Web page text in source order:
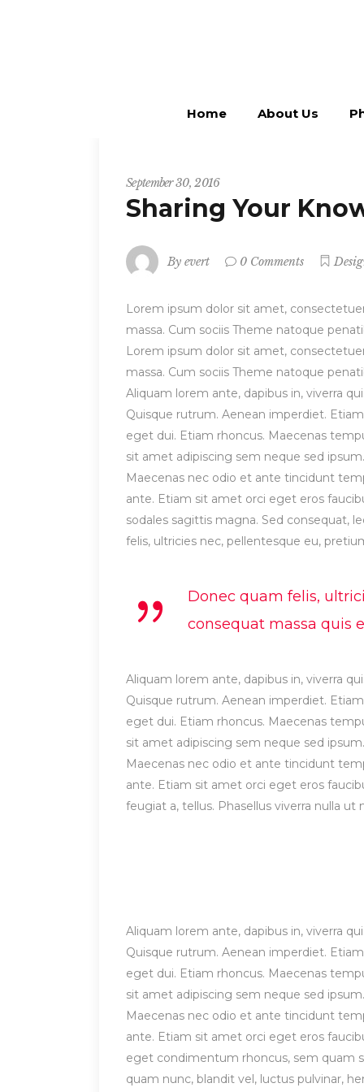
Home About Us
September 30, 2016
Sharing Your
By evert 0 Comments
Lorem ipsum dolor sit amet,
massa. Cum sociis Theme natoque
Lorem ipsum dolor sit amet,
massa. Cum sociis Theme natoque
Aliquam lorem ante, dapibus in, viverra
Quisque rutrum. Aenean imperdiet.
eget dui. Etiam rhoncus. Maecenas
sit amet adipiscing sem neque sed
Maecenas nec odio et ante tincidunt
ante. Etiam sit amet orci eget eros
sodales sagittis magna. Sed consequat,
felis, ultricies nec, pellentesque eu,
Donec quam felis,
consequat massa quis
Aliquam lorem ante, dapibus in, viverra
Quisque rutrum. Aenean imperdiet.
eget dui. Etiam rhoncus. Maecenas
sit amet adipiscing sem neque sed
Maecenas nec odio et ante tincidunt
ante. Etiam sit amet orci eget eros
feugiat a, tellus. Phasellus viverra nulla
Aliquam lorem ante, dapibus in, viverra
Quisque rutrum. Aenean imperdiet.
eget dui. Etiam rhoncus. Maecenas
sit amet adipiscing sem neque sed
Maecenas nec odio et ante tincidunt
ante. Etiam sit amet orci eget eros
eget condimentum rhoncus, sem quam
quam nunc, blandit vel, luctus pulvinar,